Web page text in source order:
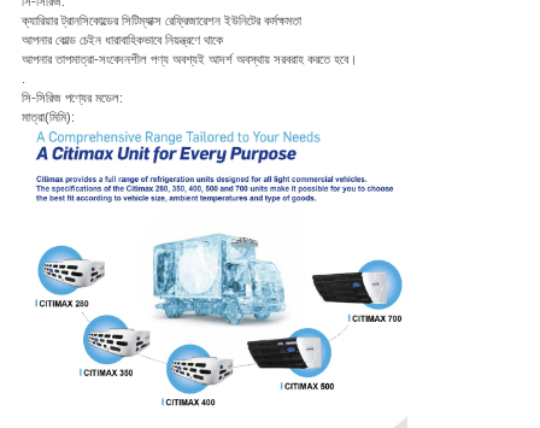
ক্যারিয়ার ট্রানসিকোল্ডের সিটিম্যাক্স রেফ্রিজারেশন ইউনিটের কর্মক্ষমতা
আপনার কোল্ড চেইন ধারাবাহিকভাবে নিয়ন্ত্রণে থাকে
আপনার তাপমাত্রা-সংবেদনশীল পণ্য অবশ্যই আদর্শ অবস্থায় সরবরাহ করতে হবে।
.
সি-সিরিজ পণ্যের মডেল:
মাত্রা(মিমি):